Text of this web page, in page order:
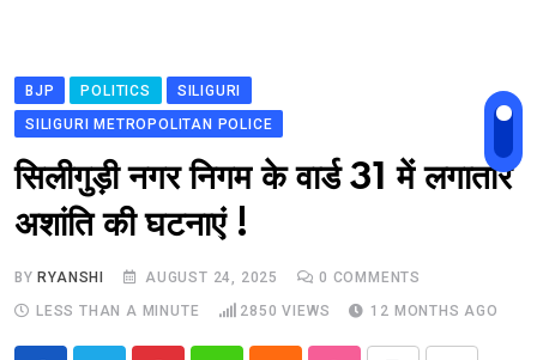
BJP POLITICS
SILIGURI
SILIGURI METROPOLITAN POLICE
सिलीगुड़ी नगर निगम के वार्ड 31 में लगातार
अशांति की घटनाएं !
BY RYANSHI AUGUST 24, 2025 0 COMMENTS
LESS THAN A MINUTE
2850 VIEWS 12 MONTHS AGO